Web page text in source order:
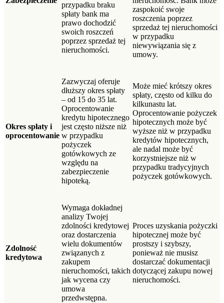
przypadku braku
spłaty bank ma
prawo dochodzić
swoich roszczeń
poprzez sprzedaż tej
nieruchomości.
zaspokoić swoje
roszczenia poprzez
sprzedaż tej nieruchomości
w przypadku
niewywiązania się z
umowy.
Okres spłaty i
oprocentowanie
Zazwyczaj oferuje
dłuższy okres spłaty
– od 15 do 35 lat.
Oprocentowanie
kredytu hipotecznego
jest często niższe niż
w przypadku
pożyczek
gotówkowych ze
względu na
zabezpieczenie
hipoteką.
Może mieć krótszy okres
spłaty, często od kilku do
kilkunastu lat.
Oprocentowanie pożyczek
hipotecznych może być
wyższe niż w przypadku
kredytów hipotecznych,
ale nadal może być
korzystniejsze niż w
przypadku tradycyjnych
pożyczek gotówkowych.
Zdolność
kredytowa
Wymaga dokładnej
analizy Twojej
zdolności kredytowej
oraz dostarczenia
wielu dokumentów
związanych z
zakupem
nieruchomości, takich
jak wycena czy
umowa
przedwstępna.
Proces uzyskania pożyczki
hipotecznej może być
prostszy i szybszy,
ponieważ nie musisz
dostarczać dokumentacji
dotyczącej zakupu nowej
nieruchomości.